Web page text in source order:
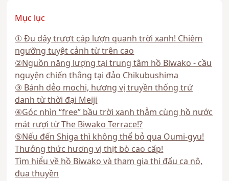
Mục lục
① Đu dây trượt cáp lượn quanh trời xanh! Chiêm
ngưỡng tuyệt cảnh từ trên cao
②Nguồn năng lượng tại trung tâm hồ Biwako - cầu
nguyện chiến thắng tại đảo Chikubushima
③ Bánh dẻo mochi, hương vị truyền thống trứ
danh từ thời đại Meiji
④Góc nhìn “free” bầu trời xanh thẳm cùng hồ nước
mát rượi từ The Biwako Terrace!?
⑤Nếu đến Shiga thì không thể bỏ qua Oumi-gyu!
Thưởng thức hương vị thịt bò cao cấp!
Tìm hiểu về hồ Biwako và tham gia thi đấu ca nô,
đua thuyền